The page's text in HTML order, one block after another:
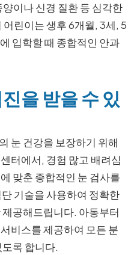
이나 신경 질환 등 심각한
린이는 생후 6개월, 3세, 5
입학할 때 종합적인 안과
을 받을 수 있
눈 건강을 보장하기 위해
터에서, 경험 많고 배려심
맞춘 종합적인 눈 검사를
기술을 사용하여 정확한
공해드립니다. 아동부터
비스를 제공하여 모든 분
록 합니다.